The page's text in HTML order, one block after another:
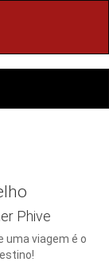
Phive
uma viagem é o